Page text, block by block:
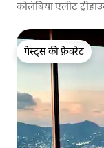
कोलंबिया एलीट
गेस्ट्स की फ़ेवरेट
गेस्ट्स की फ़ेवरेट